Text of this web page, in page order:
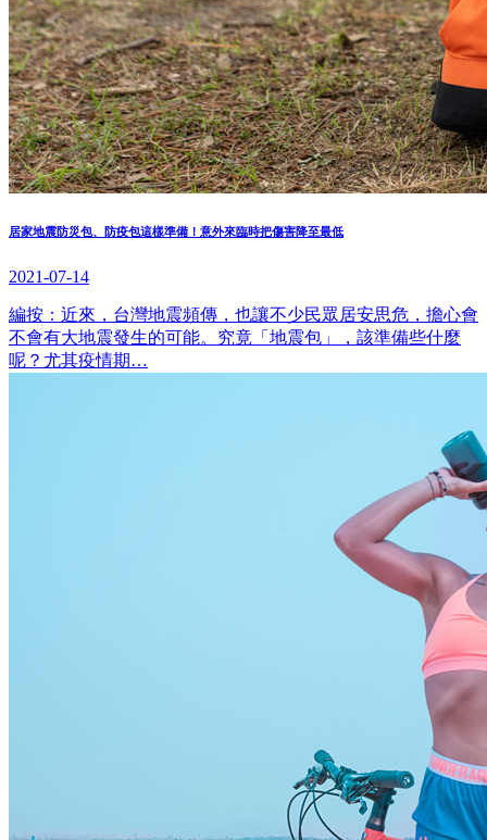
居家地震防災包、防疫包這樣準備！意外來臨時把傷害降至最低
2021-07-14
編按：近來，台灣地震頻傳，也讓不少民眾居安思危，擔心會
不會有大地震發生的可能。究竟「地震包」，該準備些什麼
呢？尤其疫情期…